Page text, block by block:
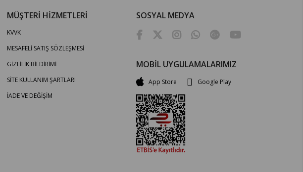
MÜŞTERİ HİZMETLERİ
KVVK
MESAFELİ SATIŞ SÖZLEŞMESİ
GİZLİLİK BİLDİRİMİ
SİTE KULLANIM ŞARTLARI
İADE VE DEĞİŞİM
SOSYAL MEDYA
MOBİL UYGULAMALARIMIZ
App Store Google Play